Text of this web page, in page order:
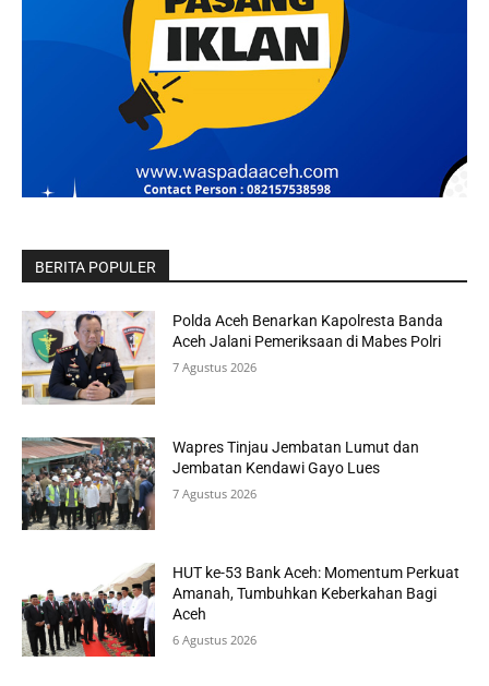
BERITA POPULER
Polda Aceh Benarkan Kapolresta Banda
Aceh Jalani Pemeriksaan di Mabes Polri
7 Agustus 2026
Wapres Tinjau Jembatan Lumut dan
Jembatan Kendawi Gayo Lues
7 Agustus 2026
HUT ke-53 Bank Aceh: Momentum Perkuat
Amanah, Tumbuhkan Keberkahan Bagi
Aceh
6 Agustus 2026